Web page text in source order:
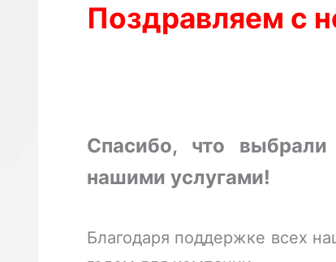
Поздравляем с
Спасибо, что
нашими услугами!
Благодаря поддержке всех